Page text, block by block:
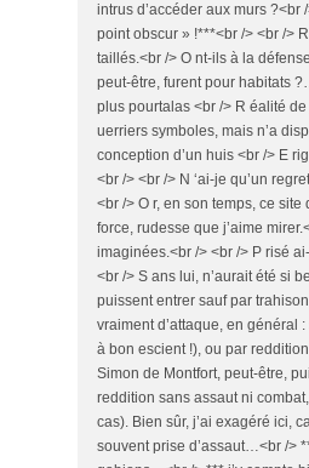
intrus d’accéder aux murs ?<br
point obscur » !***<br /> <br />
taillés.<br /> O nt-ils à la
peut-être, furent pour habitats
plus pourtalas <br /> R éalité
uerriers symboles, mais n’a
conception d’un huis <br /> E
<br /> <br /> N ‘ai-je qu’un
<br /> O r, en son temps, ce
force, rudesse que j’aime
imaginées.<br /> <br /> P risé
<br /> S ans lui, n’aurait été si
puissent entrer sauf par
vraiment d’attaque, en général
à bon escient !), ou par
Simon de Montfort, peut-être,
reddition sans assaut ni
cas). Bien sûr, j’ai exagéré ici,
souvent prise d’assaut…<br />